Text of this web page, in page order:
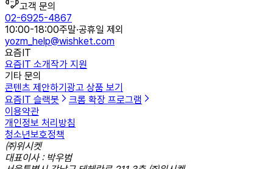
고객 문의
02-6925-4867
10:00-18:00주말·공휴일 제외
yozm_help@wishket.com
요즘IT
요즘IT 소개작가 지원
기타 문의
콘텐츠 제안하기 광고 상품 보기
요즘IT 슬랙봇
크롬 확장 프로그램
이용약관
개인정보 처리방침
청소년보호정책
㈜위시켓
대표이사 : 박우범